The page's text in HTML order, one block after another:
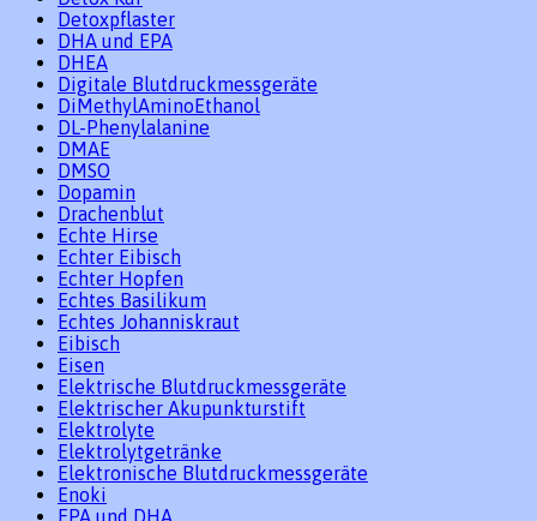
Detoxpflaster
DHA und EPA
DHEA
Digitale Blutdruckmessgeräte
DiMethylAminoEthanol
DL-Phenylalanine
DMAE
DMSO
Dopamin
Drachenblut
Echte Hirse
Echter Eibisch
Echter Hopfen
Echtes Basilikum
Echtes Johanniskraut
Eibisch
Eisen
Elektrische Blutdruckmessgeräte
Elektrischer Akupunkturstift
Elektrolyte
Elektrolytgetränke
Elektronische Blutdruckmessgeräte
Enoki
EPA und DHA